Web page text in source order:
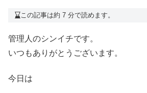
この記事は約 7 分で読めます。
管理人のシンイチです。
いつもありがとうございます。
今日は